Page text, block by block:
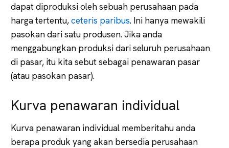
dapat diproduksi oleh sebuah perusahaan pada
harga tertentu,ceteris paribus. Ini hanya mewakili
pasokan dari satu produsen. Jika anda
menggabungkan produksi dari seluruh perusahaan
di pasar, itu kita sebut sebagai penawaran pasar
(atau pasokan pasar).
Kurva penawaran individual
Kurva penawaran individual memberitahu anda
berapa produk yang akan bersedia perusahaan